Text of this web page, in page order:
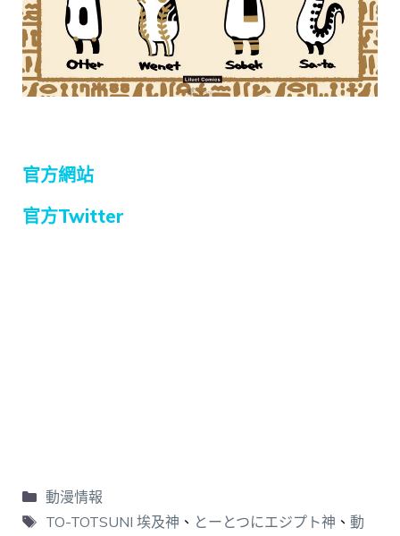
官方網站
官方Twitter
動漫情報
TO-TOTSUNI 埃及神 、 とーとつにエジプト神 、 動